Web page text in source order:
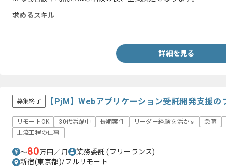
求めるスキル
詳細を見る
募集終了 【PjM】Webアプリケーション受託開発支援
リモートOK 30代活躍中 長期案件 リーダー経験を活かす 急募
上流工程の仕事
〜80万円／月 業務委託(フリーランス)
新宿(東京都)/フルリモート